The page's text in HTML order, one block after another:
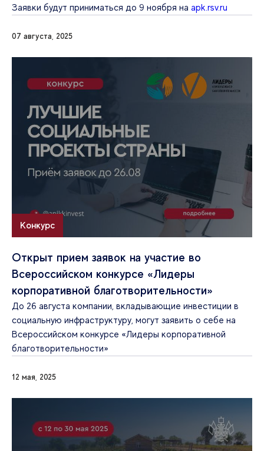
Заявки будут приниматься до 9 ноября на apk.rsv.ru
07 августа, 2025
Конкурс
Открыт прием заявок на участие во
Всероссийском конкурсе «Лидеры
корпоративной благотворительности»
До 26 августа компании, вкладывающие инвестиции в
социальную инфраструктуру, могут заявить о себе на
Всероссийском конкурсе «Лидеры корпоративной
благотворительности»
12 мая, 2025